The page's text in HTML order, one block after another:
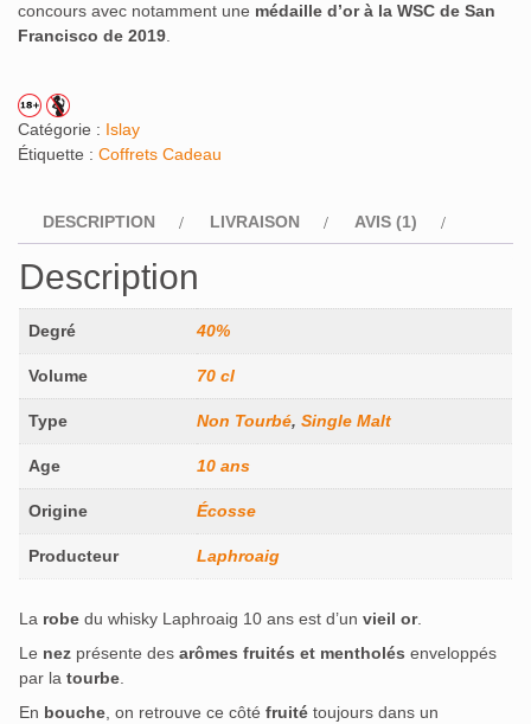
concours avec notamment une médaille d’or à la WSC de San
Francisco de 2019
Catégorie : Islay
Étiquette : Coffrets Cadeau
DESCRIPTION LIVRAISON AVIS (1)
Description
Degré 40%
Volume 70 cl
Type Non Tourbé, Single Malt
Age 10 ans
Origine Écosse
Producteur Laphroaig
La robe du whisky Laphroaig 10 ans est d’un vieil or.
Le nez présente des arômes fruités et mentholés enveloppés
par la tourbe
En bouche , on retrouve ce côté fruité toujours dans un